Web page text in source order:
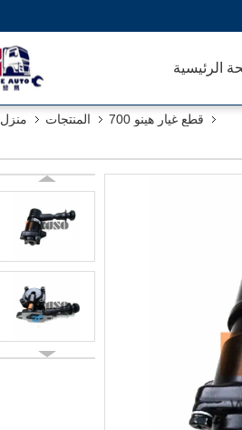
الرئيسية
منزل المنتجات قطع غيار هينو 700